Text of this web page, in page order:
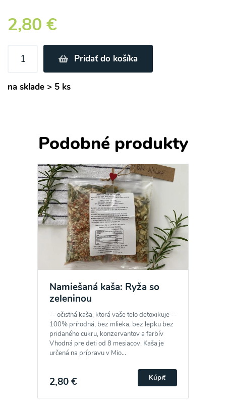
2,80 €
Pridať do košíka
na sklade > 5 ks
Podobné produkty
Namiešaná kaša: Ryža so
zeleninou
-- očistná kaša, ktorá vaše telo detoxikuje --
100% prírodná, bez mlieka, bez lepku bez
pridaného cukru, konzervantov a farbív
Vhodná pre deti od 8 mesiacov. Kaša je
určená na prípravu v Mio...
2,80 € Kúpiť